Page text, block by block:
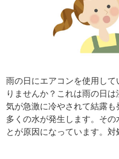
雨の日にエアコンを使用し
りませんか？これは雨の日
気が急激に冷やされて結露
多くの水が発生します。そ
とが原因になっています。対